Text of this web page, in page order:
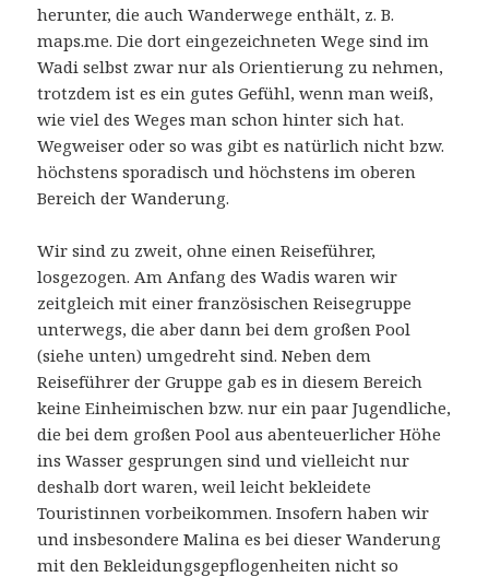
herunter, die auch Wanderwege enthält, z. B.
maps.me. Die dort eingezeichneten Wege sind im
Wadi selbst zwar nur als Orientierung zu nehmen,
trotzdem ist es ein gutes Gefühl, wenn man weiß,
wie viel des Weges man schon hinter sich hat.
Wegweiser oder so was gibt es natürlich nicht bzw.
höchstens sporadisch und höchstens im oberen
Bereich der Wanderung.
Wir sind zu zweit, ohne einen Reiseführer,
losgezogen. Am Anfang des Wadis waren wir
zeitgleich mit einer französischen Reisegruppe
unterwegs, die aber dann bei dem großen Pool
(siehe unten) umgedreht sind. Neben dem
Reiseführer der Gruppe gab es in diesem Bereich
keine Einheimischen bzw. nur ein paar Jugendliche,
die bei dem großen Pool aus abenteuerlicher Höhe
ins Wasser gesprungen sind und vielleicht nur
deshalb dort waren, weil leicht bekleidete
Touristinnen vorbeikommen. Insofern haben wir
und insbesondere Malina es bei dieser Wanderung
mit den Bekleidungsgepflogenheiten nicht so